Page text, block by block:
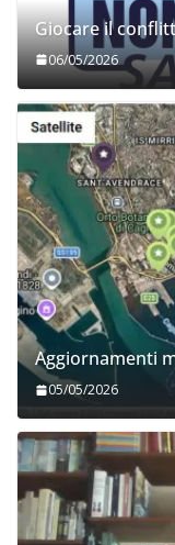
Giocare il
06/05/2026
Aggiornamenti
05/05/2026